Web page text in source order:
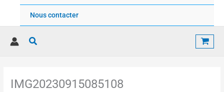
Nous contacter
Rechercher
IMG20230915085108